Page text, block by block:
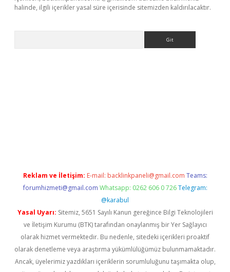
halinde, ilgili içerikler yasal süre içerisinde sitemizden kaldırılacaktır.
Reklam ve İletişim: E-mail: backlinkpaneli@gmail.com Teams:
forumhizmeti@gmail.com Whatsapp: 0262 606 0 726 Telegram:
@karabul
Yasal Uyarı: Sitemiz, 5651 Sayılı Kanun gereğince Bilgi Teknolojileri
ve İletişim Kurumu (BTK) tarafından onaylanmış bir Yer Sağlayıcı
olarak hizmet vermektedir. Bu nedenle, sitedeki içerikleri proaktif
olarak denetleme veya araştırma yükümlülüğümüz bulunmamaktadır.
Ancak, üyelerimiz yazdıkları içeriklerin sorumluluğunu taşımakta olup,